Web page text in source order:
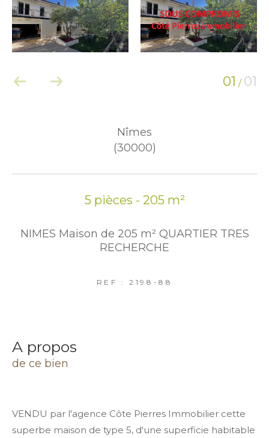
01 / 01
Nîmes
(30000)
5 pièces - 205 m²
NIMES Maison de 205 m² QUARTIER TRES
RECHERCHE
REF : 2198-88
a propos
de ce bien
VENDU par l'agence Côte Pierres Immobilier cette
superbe maison de type 5, d'une superficie habitable